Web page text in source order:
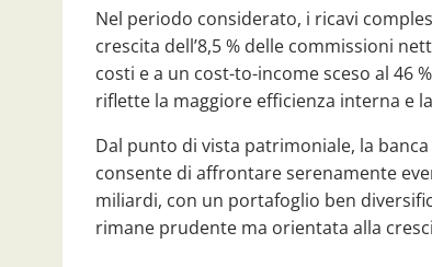
Nel periodo considerato, i ricavi
crescita dell’8,5 % delle commissioni
costi e a un cost-to-income sceso al 46
riflette la maggiore efficienza interna e
Dal punto di vista patrimoniale, la
consente di affrontare serenamente
miliardi, con un portafoglio ben
rimane prudente ma orientata alla